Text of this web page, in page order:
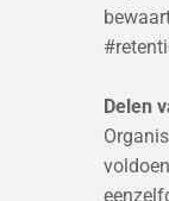
Delen